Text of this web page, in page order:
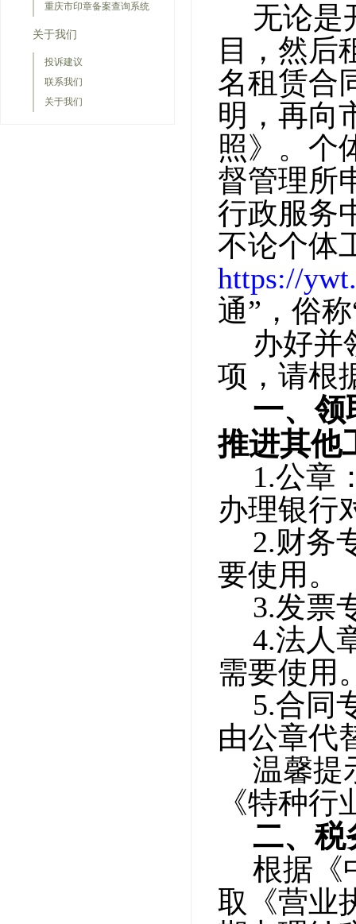
重庆市印章备案查询系统
关于我们
投诉建议
联系我们
关于我们
无论是
目，然后
名租赁合
明，再向
照》。个
督管理所
行政服务
不论个体
https://
通”，俗
办好并
项，请根
一、领
推进其他
1.公章
办理银行
2.财务
要使用。
3.发票
4.法人
需要使用
5.合同
由公章代
温馨提
《特种
二、税
根据《
取《营业